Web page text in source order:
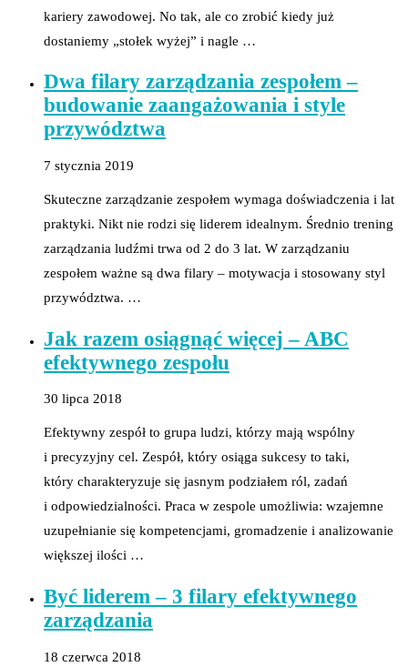
kariery zawodowej. No tak, ale co zrobić kiedy już
dostaniemy „stołek wyżej” i nagle …
Dwa filary zarządzania zespołem –
budowanie zaangażowania i style
przywództwa
7 stycznia 2019
Skuteczne zarządzanie zespołem wymaga doświadczenia i lat
praktyki. Nikt nie rodzi się liderem idealnym. Średnio trening
zarządzania ludźmi trwa od 2 do 3 lat. W zarządzaniu
zespołem ważne są dwa filary – motywacja i stosowany styl
przywództwa. …
Jak razem osiągnąć więcej – ABC
efektywnego zespołu
30 lipca 2018
Efektywny zespół to grupa ludzi, którzy mają wspólny
i precyzyjny cel. Zespół, który osiąga sukcesy to taki,
który charakteryzuje się jasnym podziałem ról, zadań
i odpowiedzialności. Praca w zespole umożliwia: wzajemne
uzupełnianie się kompetencjami, gromadzenie i analizowanie
większej ilości …
Być liderem – 3 filary efektywnego
zarządzania
18 czerwca 2018